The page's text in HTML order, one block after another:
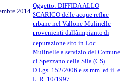
2014
Oggetto: DIFFIDA ALLO
SCARICO delle acque reflue
urbane nel Vallone Mulinelle
provenienti dallâimpianto di
depurazione sito in Loc.
Mulinelle a servizio del Comune
di Spezzano della Sila (CS).
D.Lgs. 152/2006 e ss.mm. ed ii. e
L. R. 10/1997.